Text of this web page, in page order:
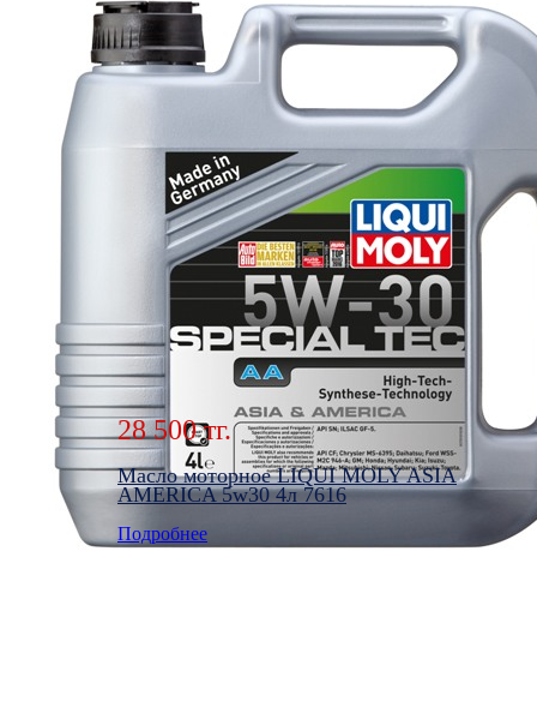
Масло моторное LIQUI MOLY ASIA
AMERICA 5w30 1л 7615
Подробнее
28 500 тг.
Масло моторное LIQUI MOLY ASIA
AMERICA 5w30 4л 7616
Подробнее